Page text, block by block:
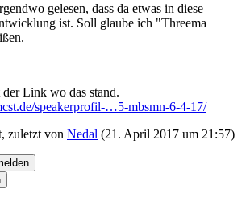
gelesen, dass da etwas in diese
ist. Soll glaube ich "Threema
Link wo das stand.
speakerprofil-…5-mbsmn-6-4-17/
zuletzt von Nedal (21. April 2017 um 21:57)